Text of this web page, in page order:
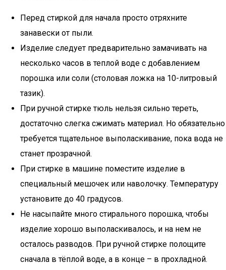
Перед стиркой для начала просто отряхните
занавески от пыли.
Изделие следует предварительно замачивать на
несколько часов в теплой воде с добавлением
порошка или соли (столовая ложка на 10-литровый
тазик).
При ручной стирке тюль нельзя сильно тереть,
достаточно слегка сжимать материал. Но обязательно
требуется тщательное выполаскивание, пока вода не
станет прозрачной.
При стирке в машине поместите изделие в
специальный мешочек или наволочку. Температуру
установите до 40 градусов.
Не насыпайте много стирального порошка, чтобы
изделие хорошо выполаскивалось, и на нем не
осталось разводов. При ручной стирке полощите
сначала в тёплой воде, а в конце – в прохладной.